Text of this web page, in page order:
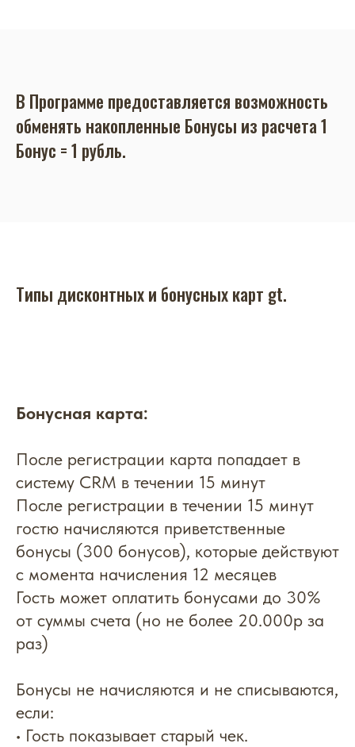
В Программе предоставляется возможность
обменять накопленные Бонусы из расчета 1
Бонус = 1 рубль.
Типы дисконтных и бонусных карт gt.
Бонусная карта:
После регистрации карта попадает в
систему CRM в течении 15 минут
После регистрации в течении 15 минут
гостю начисляются приветственные
бонусы (300 бонусов), которые действуют
с момента начисления 12 месяцев
Гость может оплатить бонусами до 30%
от суммы счета (но не более 20.000р за
раз)
Бонусы не начисляются и не списываются,
если:
• Гость показывает старый чек.